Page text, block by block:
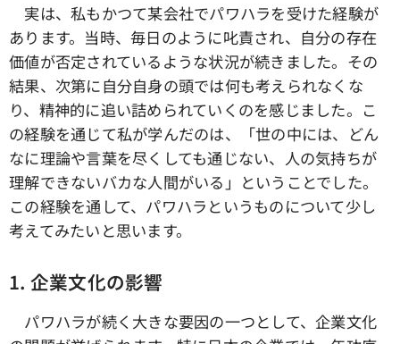
実は、私もかつて某会社でパワハラを受けた経験が
あります。当時、毎日のように叱責され、自分の存在
価値が否定されているような状況が続きました。その
結果、次第に自分自身の頭では何も考えられなくな
り、精神的に追い詰められていくのを感じました。こ
の経験を通じて私が学んだのは、「世の中には、どん
なに理論や言葉を尽くしても通じない、人の気持ちが
理解できないバカな人間がいる」ということでした。
この経験を通して、パワハラというものについて少し
考えてみたいと思います。
1. 企業文化の影響
パワハラが続く大きな要因の一つとして、企業文化